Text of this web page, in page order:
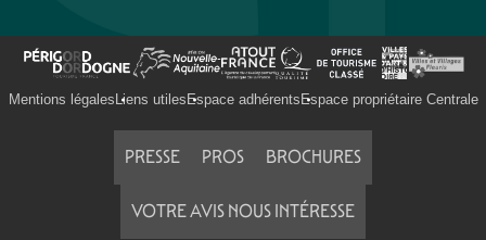
Mentions légales Liens utiles Espace adhérents Espace propriétaire Centrale
PRESSE PROS BROCHURES
VOTRE AVIS NOUS INTÉRESSE